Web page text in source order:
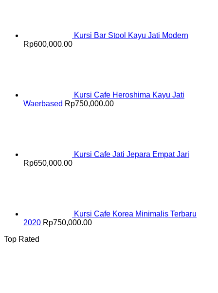
Kursi Bar Stool Kayu Jati Modern
Rp600,000.00
Kursi Cafe Heroshima Kayu Jati
Waerbased Rp750,000.00
Kursi Cafe Jati Jepara Empat Jari
Rp650,000.00
Kursi Cafe Korea Minimalis Terbaru
2020 Rp750,000.00
Top Rated